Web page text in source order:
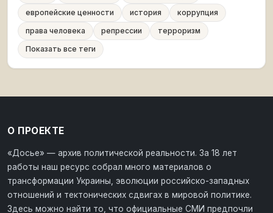
европейские ценности
история
коррупция
права человека
репрессии
терроризм
Показать все теги
О ПРОЕКТЕ
«Досье» — архив политической реальности. За 18 лет
работы наш ресурс собрал много материалов о
трансформации Украины, эволюции российско-западных
отношений и тектонических сдвигах в мировой политике.
Здесь можно найти то, что официальные СМИ предпочли